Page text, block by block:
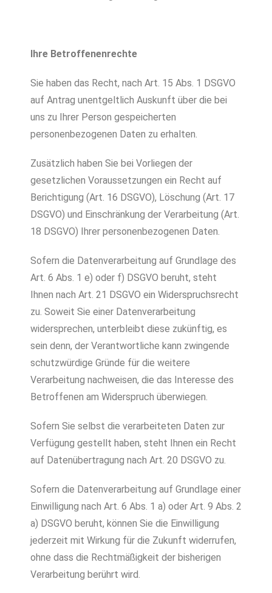
Ihre Betroffenenrechte
Sie haben das Recht, nach Art. 15 Abs. 1 DSGVO
auf Antrag unentgeltlich Auskunft über die bei
uns zu Ihrer Person gespeicherten
personenbezogenen Daten zu erhalten.
Zusätzlich haben Sie bei Vorliegen der
gesetzlichen Voraussetzungen ein Recht auf
Berichtigung (Art. 16 DSGVO), Löschung (Art. 17
DSGVO) und Einschränkung der Verarbeitung (Art.
18 DSGVO) Ihrer personenbezogenen Daten.
Sofern die Datenverarbeitung auf Grundlage des
Art. 6 Abs. 1 e) oder f) DSGVO beruht, steht
Ihnen nach Art. 21 DSGVO ein Widerspruchsrecht
zu. Soweit Sie einer Datenverarbeitung
widersprechen, unterbleibt diese zukünftig, es
sein denn, der Verantwortliche kann zwingende
schutzwürdige Gründe für die weitere
Verarbeitung nachweisen, die das Interesse des
Betroffenen am Widerspruch überwiegen.
Sofern Sie selbst die verarbeiteten Daten zur
Verfügung gestellt haben, steht Ihnen ein Recht
auf Datenübertragung nach Art. 20 DSGVO zu.
Sofern die Datenverarbeitung auf Grundlage einer
Einwilligung nach Art. 6 Abs. 1 a) oder Art. 9 Abs. 2
a) DSGVO beruht, können Sie die Einwilligung
jederzeit mit Wirkung für die Zukunft widerrufen,
ohne dass die Rechtmäßigkeit der bisherigen
Verarbeitung berührt wird.